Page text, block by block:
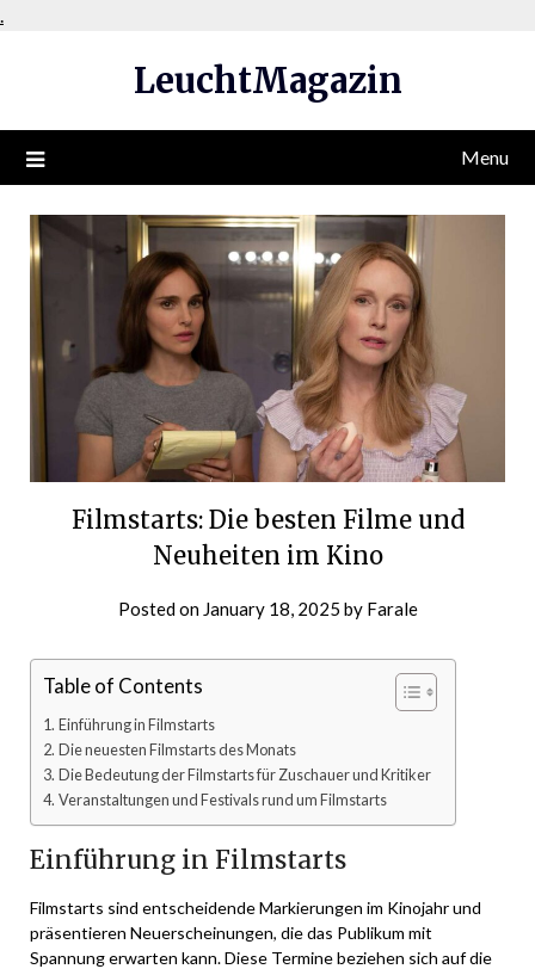
.
LeuchtMagazin
Menu
Filmstarts: Die besten Filme und
Neuheiten im Kino
Posted on January 18, 2025 by Farale
Table of Contents
Einführung in Filmstarts
Die neuesten Filmstarts des Monats
Die Bedeutung der Filmstarts für Zuschauer und Kritiker
Veranstaltungen und Festivals rund um Filmstarts
Einführung in Filmstarts
Filmstarts sind entscheidende Markierungen im Kinojahr und
präsentieren Neuerscheinungen, die das Publikum mit
Spannung erwarten kann. Diese Termine beziehen sich auf die